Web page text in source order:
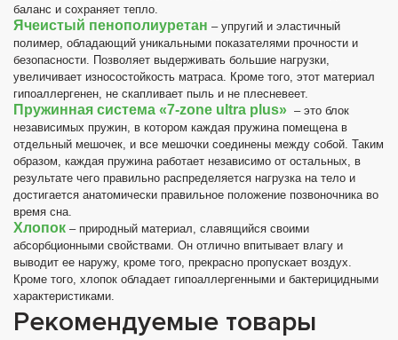
баланс и сохраняет тепло.
Ячеистый пенополиуретан – упругий и эластичный
полимер, обладающий уникальными показателями прочности и
безопасности. Позволяет выдерживать большие нагрузки,
увеличивает износостойкость матраса. Кроме того, этот материал
гипоаллергенен, не скапливает пыль и не плесневеет.
Пружинная система «7-zone ultra plus» – это блок
независимых пружин, в котором каждая пружина помещена в
отдельный мешочек, и все мешочки соединены между собой. Таким
образом, каждая пружина работает независимо от остальных, в
результате чего правильно распределяется нагрузка на тело и
достигается анатомически правильное положение позвоночника во
время сна.
Хлопок – природный материал, славящийся своими
абсорбционными свойствами. Он отлично впитывает влагу и
выводит ее наружу, кроме того, прекрасно пропускает воздух.
Кроме того, хлопок обладает гипоаллергенными и бактерицидными
характеристиками.
Рекомендуемые товары